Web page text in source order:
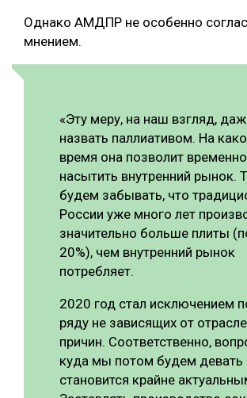
Однако АМДПР не особенно
мнением.
«Эту меру, на наш взгляд,
назвать паллиативом. На
время она позволит временно
насытить внутренний рынок.
будем забывать, что
России уже много лет
значительно больше плиты
20%), чем внутренний рынок
потребляет.
2020 год стал исключением
ряду не зависящих от
причин. Соответственно,
куда мы потом будем девать
становится крайне